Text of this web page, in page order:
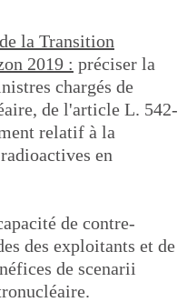
la Transition
2019 : préciser la
chargés de
de l'article L. 542-
relatif à la
en
de contre-
des exploitants et de
de scenarii